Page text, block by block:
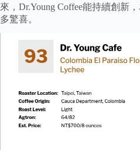
來，Dr.Young Coffee能持續創新
多驚喜。